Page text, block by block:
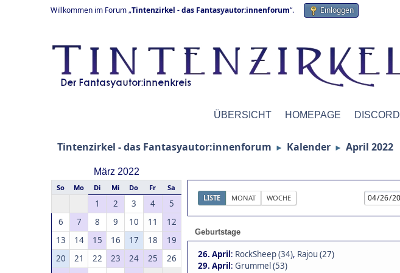
Willkommen im Forum „Tintenzirkel - das Fantasyautor:innenforum“. Einloggen
ÜBERSICHT HOMEPAGE DISCORD
Tintenzirkel - das Fantasyautor:innenforum ► Kalender ► April 2022
März 2022
So Mo Di Mi Do Fr Sa
1 2 3 4
5
6
7 8 9 10 11
12
13
14 15 16 17 18
19
20
21 22 23 24 25
26
LISTE MONAT WOCHE
Geburtstage
26. April: RockSheep (34), Rajou (27)
29. April: Grummel (53)